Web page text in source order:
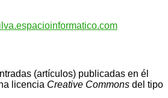
(artículos) publicadas en él
licencia Creative Commons del tipo